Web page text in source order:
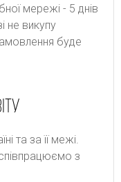
мережі - 5 днів
не викупу
буде
та за її межі.
з